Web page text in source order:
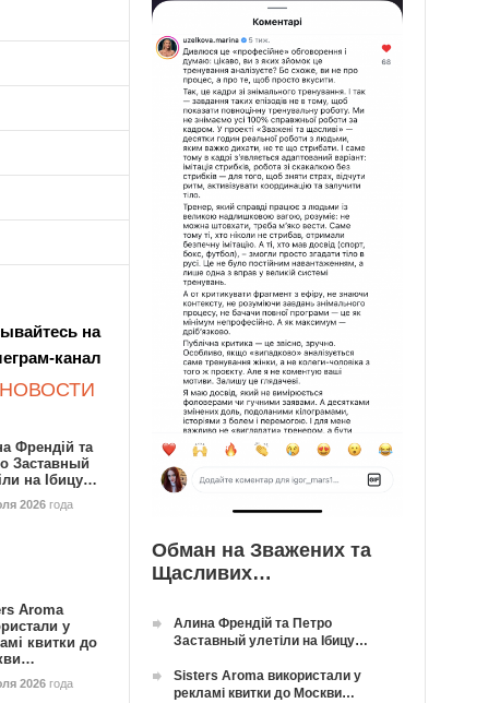
на
канал
Френдій та
Заставный
на Ібицу…
2026 года
Aroma
у
квитки до
2026 года
Обман на Зважених та
Щасливих…
Алина Френдій та Петро
Заставный улетіли на Ібицу…
Sisters Aroma використали у
рекламі квитки до Москви…